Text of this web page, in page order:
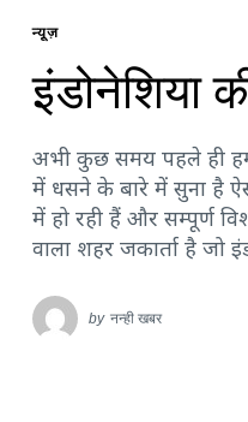
न्यूज़
इंडोनेशिया
अभी कुछ समय पहले ही
में धसने के बारे में सुना है
में हो रही हैं और सम्पूर्ण
वाला शहर जकार्ता है जो
by नन्ही खबर